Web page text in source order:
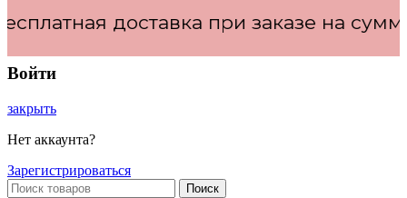
доставка при заказе на суммуот
Войти
закрыть
Нет аккаунта?
Зарегистрироваться
Поиск